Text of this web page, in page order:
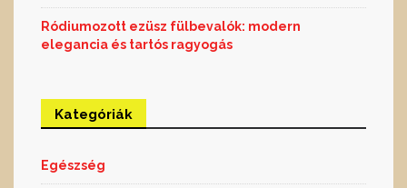
Ródiumozott ezüsz fülbevalók: modern
elegancia és tartós ragyogás
Kategóriák
Egészség